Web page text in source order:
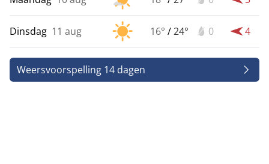
Dinsdag 11 aug 16° /24° 0 4
Weersvoorspelling 14 dagen